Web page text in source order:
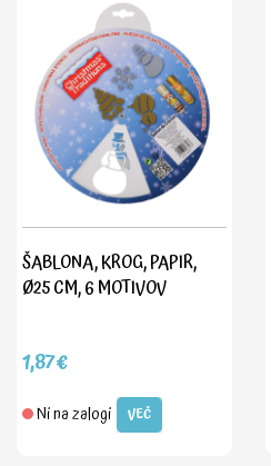
ŠABLONA, KROG, PAPIR,
Ø25 CM, 6 MOTIVOV
1,87€
Ni na zalogi VEČ